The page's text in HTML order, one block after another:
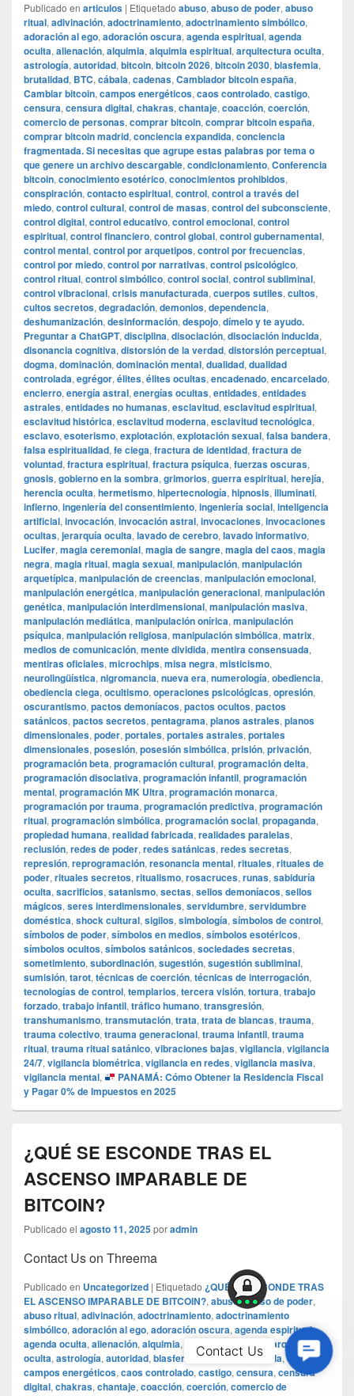
Publicado en articulos | Etiquetado abuso, abuso de poder, abuso
ritual, adivinación, adoctrinamiento, adoctrinamiento simbólico,
adoración al ego, adoración oscura, agenda espiritual, agenda
oculta, alienación, alquimia, alquimia espiritual, arquitectura oculta,
astrología, autoridad, bitcoin, bitcoin 2026, bitcoin 2030, blasfemia,
brutalidad, BTC, cábala, cadenas, Cambiador bitcoin españa,
Cambiar bitcoin, campos energéticos, caos controlado, castigo,
censura, censura digital, chakras, chantaje, coacción, coerción,
comercio de personas, comprar bitcoin, comprar bitcoin españa,
comprar bitcoin madrid, conciencia expandida, conciencia
fragmentada. Si necesitas que agrupe estas palabras por tema o
que genere un archivo descargable, condicionamiento, Conferencia
bitcoin, conocimiento esotérico, conocimientos prohibidos,
conspiración, contacto espiritual, control, control a través del
miedo, control cultural, control de masas, control del subconsciente,
control digital, control educativo, control emocional, control
espiritual, control financiero, control global, control gubernamental,
control mental, control por arquetipos, control por frecuencias,
control por miedo, control por narrativas, control psicológico,
control ritual, control simbólico, control social, control subliminal,
control vibracional, crisis manufacturada, cuerpos sutiles, cultos,
cultos secretos, degradación, demonios, dependencia,
deshumanización, desinformación, despojo, dímelo y te ayudo.
Preguntar a ChatGPT, disciplina, disociación, disociación inducida,
disonancia cognitiva, distorsión de la verdad, distorsión perceptual,
dogma, dominación, dominación mental, dualidad, dualidad
controlada, egrégor, élites, élites ocultas, encadenado, encarcelado,
encierro, energía astral, energías ocultas, entidades, entidades
astrales, entidades no humanas, esclavitud, esclavitud espiritual,
esclavitud histórica, esclavitud moderna, esclavitud tecnológica,
esclavo, esoterismo, explotación, explotación sexual, falsa bandera,
falsa espiritualidad, fe ciega, fractura de identidad, fractura de
voluntad, fractura espiritual, fractura psíquica, fuerzas oscuras,
gnosis, gobierno en la sombra, grimorios, guerra espiritual, herejía,
herencia oculta, hermetismo, hipertecnología, hipnosis, illuminati,
infierno, ingeniería del consentimiento, ingeniería social, inteligencia
artificial, invocación, invocación astral, invocaciones, invocaciones
ocultas, jerarquía oculta, lavado de cerebro, lavado informativo,
Lucifer, magia ceremonial, magia de sangre, magia del caos, magia
negra, magia ritual, magia sexual, manipulación, manipulación
arquetípica, manipulación de creencias, manipulación emocional,
manipulación energética, manipulación generacional, manipulación
genética, manipulación interdimensional, manipulación masiva,
manipulación mediática, manipulación onírica, manipulación
psíquica, manipulación religiosa, manipulación simbólica, matrix,
medios de comunicación, mente dividida, mentira consensuada,
mentiras oficiales, microchips, misa negra, misticismo,
neurolingüística, nigromancia, nueva era, numerología, obediencia,
obediencia ciega, ocultismo, operaciones psicológicas, opresión,
oscurantismo, pactos demoníacos, pactos ocultos, pactos
satánicos, pactos secretos, pentagrama, planos astrales, planos
dimensionales, poder, portales, portales astrales, portales
dimensionales, posesión, posesión simbólica, prisión, privación,
programación beta, programación cultural, programación delta,
programación disociativa, programación infantil, programación
mental, programación MK Ultra, programación monarca,
programación por trauma, programación predictiva, programación
ritual, programación simbólica, programación social, propaganda,
propiedad humana, realidad fabricada, realidades paralelas,
reclusión, redes de poder, redes satánicas, redes secretas,
represión, reprogramación, resonancia mental, rituales, rituales de
poder, rituales secretos, ritualismo, rosacruces, runas, sabiduría
oculta, sacrificios, satanismo, sectas, sellos demoníacos, sellos
mágicos, seres interdimensionales, servidumbre, servidumbre
doméstica, shock cultural, sigilos, simbología, símbolos de control,
símbolos de poder, símbolos en medios, símbolos esotéricos,
símbolos ocultos, símbolos satánicos, sociedades secretas,
sometimiento, subordinación, sugestión, sugestión subliminal,
sumisión, tarot, técnicas de coerción, técnicas de interrogación,
tecnologías de control, templarios, tercera visión, tortura, trabajo
forzado, trabajo infantil, tráfico humano, transgresión,
transhumanismo, transmutación, trata, trata de blancas, trauma,
trauma colectivo, trauma generacional, trauma infantil, trauma
ritual, trauma ritual satánico, vibraciones bajas, vigilancia, vigilancia
24/7, vigilancia biométrica, vigilancia en redes, vigilancia masiva,
vigilancia mental,
PANAMÁ: Cómo Obtener la Residencia Fiscal
y Pagar 0% de Impuestos en 2025
¿QUÉ SE ESCONDE TRAS EL
ASCENSO IMPARABLE DE
BITCOIN?
Publicado el agosto 11, 2025poradmin
Contact Us on Threema
Publicado en Uncategorized | Etiquetado ¿QUÉ SE ESCONDE TRAS
EL ASCENSO IMPARABLE DE BITCOIN?, abuso,abuso de poder,
abuso ritual, adivinación, adoctrinamiento, adoctrinamiento
simbólico, adoración al ego, adoración oscura, agenda espiritual,
agenda oculta, alienación, alquimia, alquimia espiritual
arquitectura
oculta, astrología, autoridad, blasfemia,brutalidad ,cábala,cadenas
campos energéticos, caos controlado, castigo, censura, censura
digital, chakras, chantaje, coacción, coerción, comercio de
Us
Contact Us